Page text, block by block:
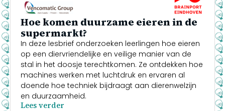
Hoe komen duurzame eieren in de
supermarkt?
In deze lesbrief onderzoeken leerlingen hoe eieren
op een diervriendelijke en veilige manier van de
stal in het doosje terechtkomen. Ze ontdekken hoe
machines werken met luchtdruk en ervaren al
doende hoe techniek bijdraagt aan dierenwelzijn
en duurzaamheid.
Lees verder